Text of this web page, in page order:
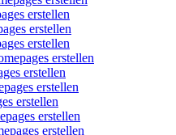
erstellen
erstellen
erstellen
erstellen
erstellen
erstellen
erstellen
erstellen
erstellen